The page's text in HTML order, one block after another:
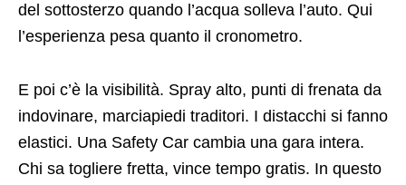
del sottosterzo quando l’acqua solleva l’auto. Qui
l’esperienza pesa quanto il cronometro.
E poi c’è la visibilità. Spray alto, punti di frenata da
indovinare, marciapiedi traditori. I distacchi si fanno
elastici. Una Safety Car cambia una gara intera.
Chi sa togliere fretta, vince tempo gratis. In questo